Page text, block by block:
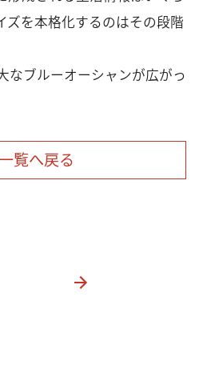
ズを本格化するのはその段階
なブルーオーシャンが広がっ
一覧へ戻る